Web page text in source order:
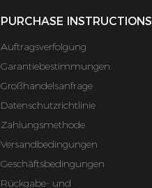
PURCHASE INSTRUCTIONS
Auftragsverfolgung
Garantiebestimmungen
Großhandelsanfrage
Datenschutzrichtlinie
Zahlungsmethode
Versandbedingungen
Geschäftsbedingungen
Rückgabe- und